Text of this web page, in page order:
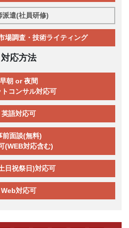
派遣(社員研修)
場調査・技術ライティング
対応方法
早朝 or 夜間
トコンサル対応可
英語対応可
前面談(無料)
(WEB対応含む)
日祝祭日)対応可
Web対応可